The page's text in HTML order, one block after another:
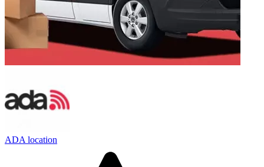
ADA location